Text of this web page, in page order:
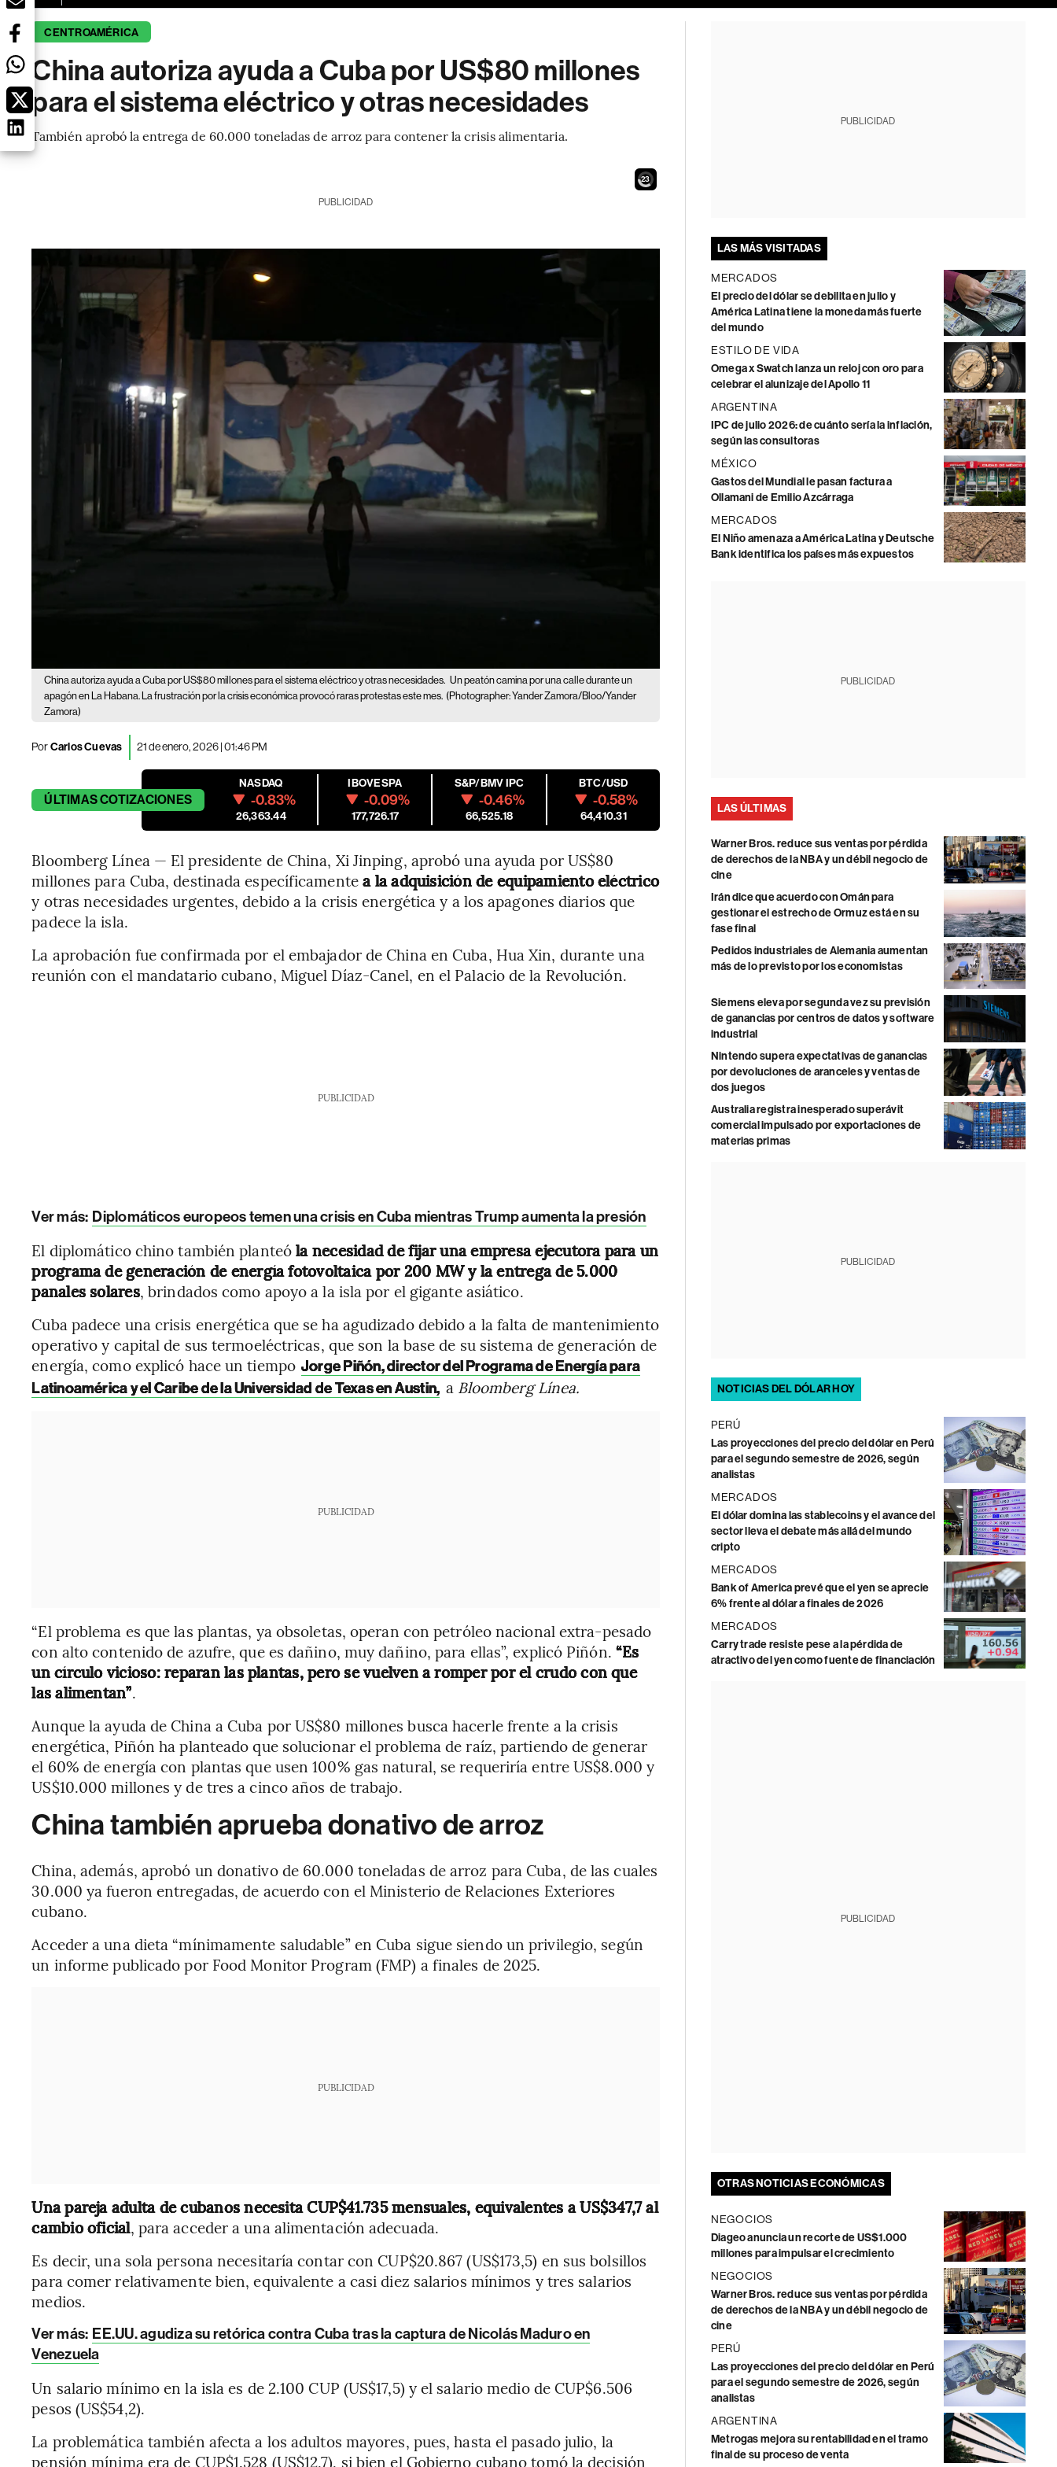
CENTROAMÉRICA
China autoriza ayuda a Cuba por US$80 millones
para el sistema eléctrico y otras necesidades
También aprobó la entrega de 60.000 toneladas de arroz para contener la crisis alimentaria.
21
PUBLICIDAD
China autoriza ayuda a Cuba por US$80 millones para el sistema eléctrico y otras necesidades. Un peatón camina por una calle durante un
apagón en La Habana. La frustración por la crisis económica provocó raras protestas este mes. (Photographer: Yander Zamora/Bloo/Yander
Zamora)
PorCarlos Cuevas 21 de enero, 2026 | 01:46 PM
ÚLTIMASCOTIZACIONES
NASDAQ
-0.83%
26,363.44
IBOVESPA
-0.09%
177,726.17
S&P/BMV IPC
-0.46%
66,525.18
BTC/USD
-0.58%
64,410.31
Bloomberg Línea — El presidente de China, Xi Jinping, aprobó una ayuda por US$80
millones para Cuba, destinada específicamentea la adquisición de equipamiento eléctrico
y otras necesidades urgentes, debido a la crisis energética y a los apagones diarios que
padece la isla.
La aprobación fue confirmada por el embajador de China en Cuba, Hua Xin, durante una
reunión con el mandatario cubano, Miguel Díaz-Canel, en el Palacio de la Revolución.
PUBLICIDAD
Ver más: Diplomáticos europeos temen una crisis en Cuba mientras Trump aumenta la presión
El diplomático chino también planteóla necesidad de fijar una empresa ejecutora para un
programa de generación de energía fotovoltaica por 200 MW y la entrega de 5.000
panales solares, brindados como apoyo a la isla por el gigante asiático.
Cuba padece una crisis energética que se ha agudizado debido a la falta de mantenimiento
operativo y capital de sus termoeléctricas, que son la base de su sistema de generación de
energía, como explicó hace un tiempo Jorge Piñón, director del Programa de Energía para
Latinoamérica y el Caribe de la Universidad de Texas en Austin, a Bloomberg Línea.
PUBLICIDAD
“El problema es que las plantas, ya obsoletas, operan con petróleo nacional extra-pesado
con alto contenido de azufre, que es dañino, muy dañino, para ellas”, explicó Piñón. “Es
un círculo vicioso: reparan las plantas, pero se vuelven a romper por el crudo con que
las alimentan”.
Aunque la ayuda de China a Cuba por US$80 millones busca hacerle frente a la crisis
energética, Piñón ha planteado que solucionar el problema de raíz, partiendo de generar
el 60% de energía con plantas que usen 100% gas natural, se requeriría entre US$8.000 y
US$10.000 millones y de tres a cinco años de trabajo.
China también aprueba donativo de arroz
China, además, aprobó un donativo de 60.000 toneladas de arroz para Cuba, de las cuales
30.000 ya fueron entregadas, de acuerdo con el Ministerio de Relaciones Exteriores
cubano.
Acceder a una dieta “mínimamente saludable” en Cuba sigue siendo un privilegio, según
un informe publicado por Food Monitor Program (FMP) a finales de 2025.
PUBLICIDAD
Una pareja adulta de cubanos necesita CUP$41.735 mensuales, equivalentes a US$347,7 al
cambio oficial, para acceder a una alimentación adecuada.
Es decir, una sola persona necesitaría contar con CUP$20.867 (US$173,5) en sus bolsillos
para comer relativamente bien, equivalente a casi diez salarios mínimos y tres salarios
medios.
Ver más: EE.UU. agudiza su retórica contra Cuba tras la captura de Nicolás Maduro en
Venezuela
Un salario mínimo en la isla es de 2.100 CUP (US$17,5) y el salario medio de CUP$6.506
pesos (US$54,2).
La problemática también afecta a los adultos mayores, pues, hasta el pasado julio, la
pensión mínima era de CUP$1.528 (US$12,7), si bien el Gobierno cubano tomó la decisión
PUBLICIDAD
LAS MÁS VISITADAS
MERCADOS
El precio del dólar se debilita en julio y
América Latina tiene la moneda más fuerte
del mundo
ESTILO DE VIDA
Omega x Swatch lanza un reloj con oro para
celebrar el alunizaje del Apollo 11
ARGENTINA
IPC de julio 2026: de cuánto sería la inflación,
según las consultoras
MÉXICO
Gastos del Mundial le pasan factura a
Ollamani de Emilio Azcárraga
MERCADOS
El Niño amenaza a América Latina y Deutsche
Bank identifica los países más expuestos
PUBLICIDAD
LAS ÚLTIMAS
Warner Bros. reduce sus ventas por pérdida
de derechos de la NBA y un débil negocio de
cine
Irán dice que acuerdo con Omán para
gestionar el estrecho de Ormuz está en su
fase final
Pedidos industriales de Alemania aumentan
más de lo previsto por los economistas
Siemens eleva por segunda vez su previsión
de ganancias por centros de datos y software
industrial
Nintendo supera expectativas de ganancias
por devoluciones de aranceles y ventas de
dos juegos
Australia registra inesperado superávit
comercial impulsado por exportaciones de
materias primas
PUBLICIDAD
NOTICIAS DEL DÓLAR HOY
PERÚ
Las proyecciones del precio del dólar en Perú
para el segundo semestre de 2026, según
analistas
MERCADOS
El dólar domina las stablecoins y el avance del
sector lleva el debate más allá del mundo
cripto
MERCADOS
Bank of America prevé que el yen se aprecie
6% frente al dólar a finales de 2026
MERCADOS
Carry trade resiste pese a la pérdida de
atractivo del yen como fuente de financiación
PUBLICIDAD
OTRAS NOTICIAS ECONÓMICAS
NEGOCIOS
Diageo anuncia un recorte de US$1.000
millones para impulsar el crecimiento
NEGOCIOS
Warner Bros. reduce sus ventas por pérdida
de derechos de la NBA y un débil negocio de
cine
PERÚ
Las proyecciones del precio del dólar en Perú
para el segundo semestre de 2026, según
analistas
ARGENTINA
Metrogas mejora su rentabilidad en el tramo
final de su proceso de venta